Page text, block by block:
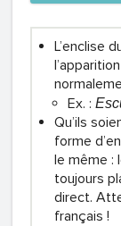
L’enclise
Ex. : Esc
Qu’ils
forme
le même :
toujours
direct.
français !